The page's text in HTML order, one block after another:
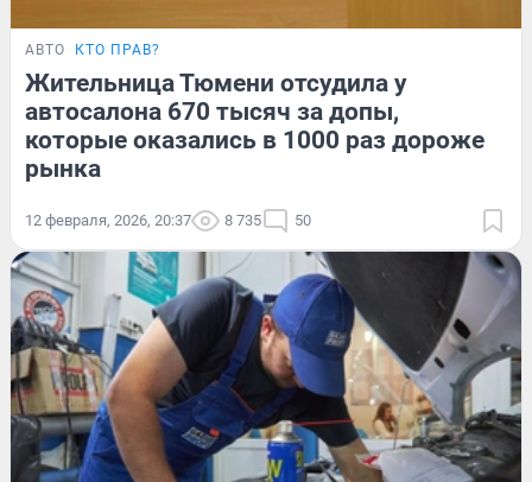
АВТО КТО ПРАВ?
Жительница Тюмени отсудила у
автосалона 670 тысяч за допы,
которые оказались в 1000 раз дороже
рынка
12 февраля, 2026, 20:37 8 735 50